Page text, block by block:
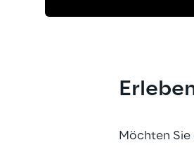
Möchten